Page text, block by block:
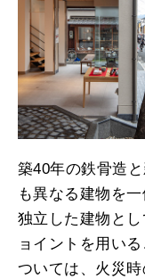
築40年の鉄骨造
も異なる建物を
独立した建物と
ョイントを用い
ついては、火災